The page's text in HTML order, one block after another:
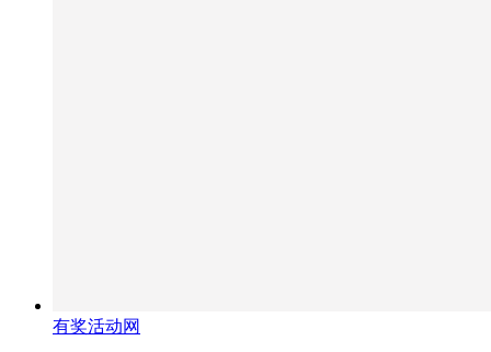
有奖活动网